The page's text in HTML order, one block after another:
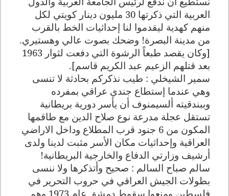
العربية التي ذكرتها 30 مليون دينار كويتي لكل
منهم كهدية ليقدموا لنا إحداثيات الخط بالقرب
من مدينة البصرة! وضحك بصوت عالي وهستيري.
[وكان يقصد طبعاً الرشوة التي دفعت لثوار 1963
بعد قتلهم الزعيم عبد الكريم قاسم].
سمير الشيخلي : طيب نذكركم بحادثة لا تنسى
وهي عندما إستطاع جندي عراقي بمفرده
وببندقيته ألسيمنوف أن يأسر دورية بريطانية
تستقل عجلة مدرعة نوع صلاح الدين مع طاقمها
المكون من 6 جنود قرب المطلاع وداخل الاراضي
العراقية وإحداثيات مكان الأسر مثبت لدينا ولدى
أرشيف وزارتي الدفاع والخارجية البريطانية!
سالم صباح السالم : صحيح وأتذكرها ولا ننسى
بطولات الجيش العراقي في حروب التحرير في
فلسطين ومنعوا سقوط دمشق عام 1973 وهم